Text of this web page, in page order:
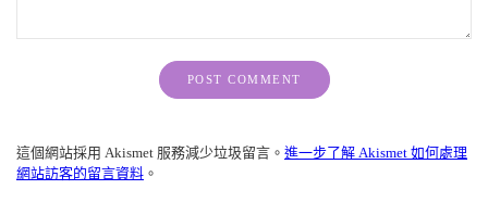
這個網站採用 Akismet 服務減少垃圾留言。 進一步了解 Akismet 如何處理
網站訪客的留言資料 。